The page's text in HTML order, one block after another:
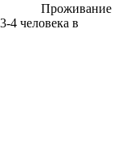
Проживание
4 человека в